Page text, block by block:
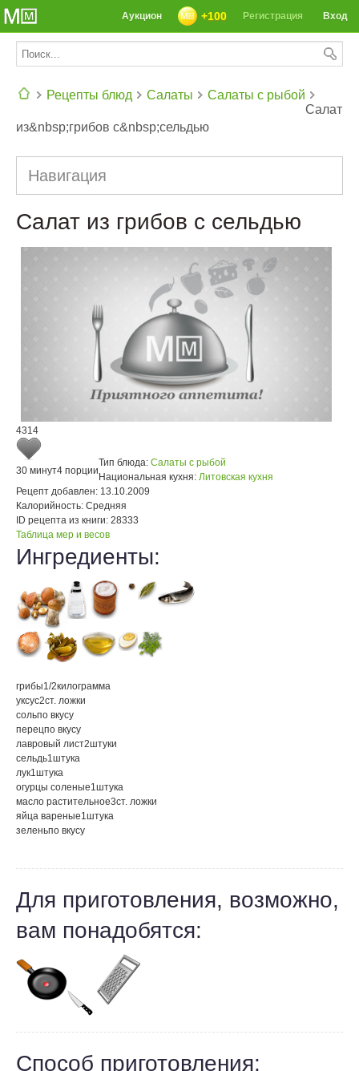
СЕГОДНЯ: 39142 РЕЦЕПТА
Вход
Регистрация
+100
Аукцион
Рецепты блюд Салаты
Салаты с рыбой
Салат
из&nbsp;грибов с&nbsp;сельдью
Навигация
Салат из грибов с сельдью
4314
30 минут4 порции
Тип блюда: Салаты с рыбой
Национальная кухня: Литовская кухня
Рецепт добавлен: 13.10.2009
Калорийность: Средняя
ID рецепта из книги: 28333
Таблица мер и весов
Ингредиенты:
грибы1/2килограмма
уксус2ст. ложки
сольпо вкусу
перецпо вкусу
лавровый лист2штуки
сельдь1штука
лук1штука
огурцы соленые1штука
масло растительное3ст. ложки
яйца вареные1штука
зеленьпо вкусу
Для приготовления, возможно,
вам понадобятся:
Способ приготовления: